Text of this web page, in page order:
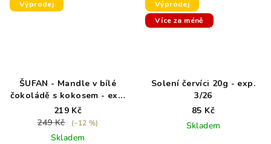
Výprodej
ŠUFAN - Mandle v bílé
čokoládě s kokosem - exp.
7/26
219 Kč
249 Kč
(–12 %)
Skladem
Výprodej
Více za méně
Solení červíci 20g - exp.
3/26
85 Kč
Skladem